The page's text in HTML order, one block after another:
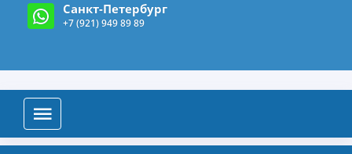
Санкт-Петербург
+7 (921) 949 89 89